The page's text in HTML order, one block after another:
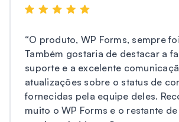
“O produto, WP Forms, sempre
Também gostaria de destacar a
suporte e a excelente
atualizações sobre o status de
fornecidas pela equipe deles.
muito o WP Forms e o restante de